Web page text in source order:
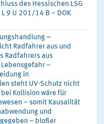
des Hessischen LSG
9 U 201/14 B – DOK
–
Radfahrer aus und
Radfahrers aus
–
in
steht UV-Schutz nicht
Kollision wäre für
– somit Kausalität
und
– bloßer